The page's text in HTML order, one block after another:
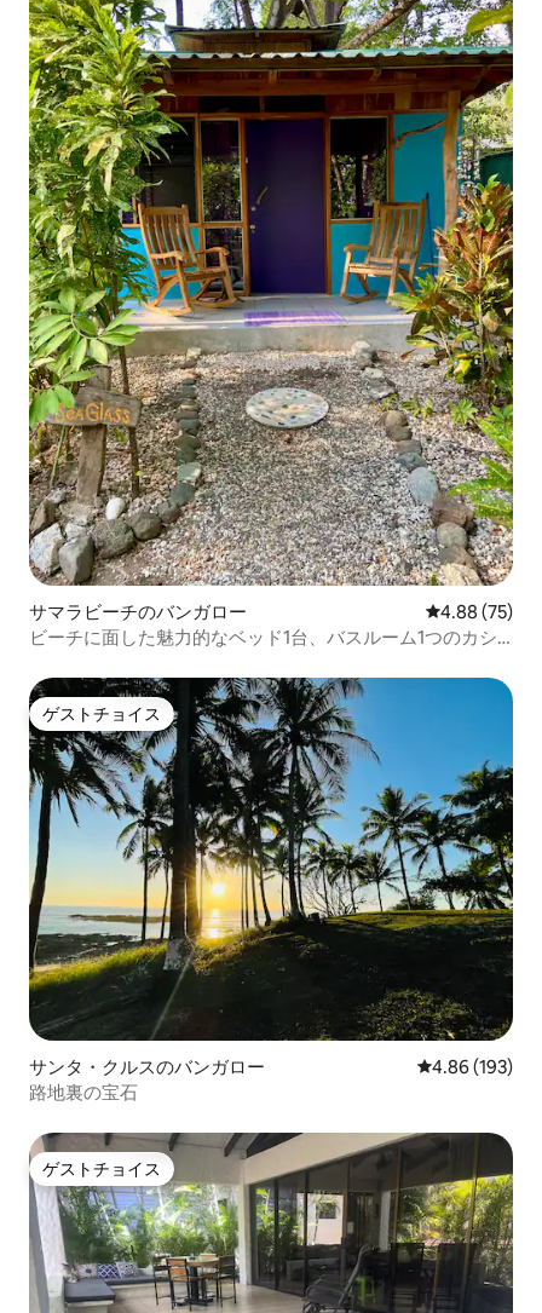
サマラビーチのバンガロー レビュー75
4.88 (75)
ビーチに面した魅力的なベッド1台、バスルーム1つのカシ
ゲストチョイス
ゲストチョイス
サンタ・クルスのバンガロー レビュー193
4.86 (193)
路地裏の宝石
ゲストチョイス
ゲストチョイス